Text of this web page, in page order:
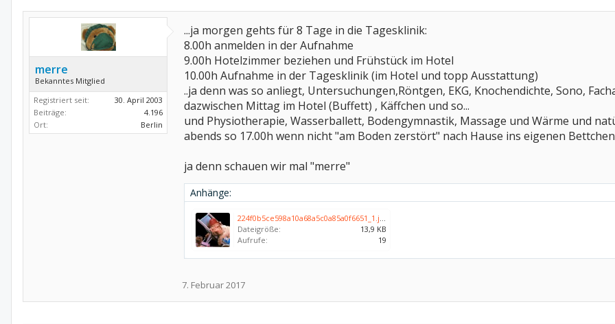
merre
Bekanntes Mitglied
Registriert seit:
30. April 2003
Beiträge:
4.196
Ort:
Berlin
...ja morgen gehts für 8 Tage in die Tagesklinik:
8.00h anmelden in der Aufnahme
9.00h Hotelzimmer beziehen und Frühstück im Hotel
10.00h Aufnahme in der Tagesklinik (im Hotel und topp Ausstattung)
..ja denn was so anliegt, Untersuchungen,Röntgen, EKG, Knochendichte, Sono,
dazwischen Mittag im Hotel (Buffett) , Käffchen und so...
und Physiotherapie, Wasserballett, Bodengymnastik, Massage und Wärme und
abends so 17.00h wenn nicht "am Boden zerstört" nach Hause ins eigenen
ja denn schauen wir mal "merre"
Anhänge:
224f0b5ce598a10a68a5c0a85a0f6651_1.jpg
Dateigröße:
13,9 KB
Aufrufe:
19
7. Februar 2017